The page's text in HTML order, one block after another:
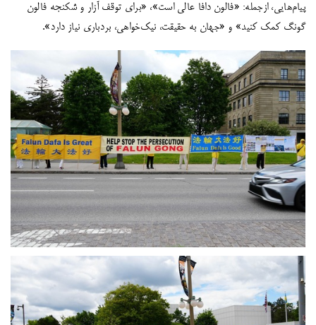
پیام‌هایی، ازجمله: «فالون دافا عالی است»، «برای توقف آزار و شکنجه فالون
گونگ کمک کنید» و «جهان به حقیقت، نیک‌خواهی، بردباری نیاز دارد».